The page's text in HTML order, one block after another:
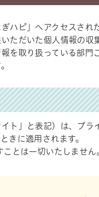
ハピ」へアクセスされ
ただいた個人情報の収
を取り扱っている部門
ト」と表記）は、プラ
きに適用されます。
ことは一切いたしません